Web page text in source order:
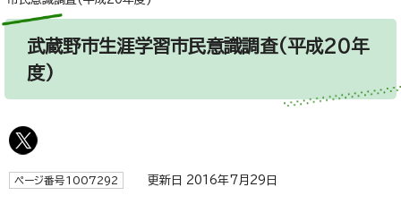
武蔵野市生涯学習市民意識調査(平成20年
度)
ページ番号1007292 更新日 2016年7月29日